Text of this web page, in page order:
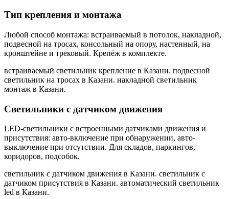
Тип крепления и монтажа
Любой способ монтажа: встраиваемый в потолок, накладной,
подвесной на тросах, консольный на опору, настенный, на
кронштейне и трековый. Крепёж в комплекте.
встраиваемый светильник крепление в Казани. подвесной
светильник на тросах в Казани. накладной светильник
монтаж в Казани.
Светильники с датчиком движения
LED-светильники с встроенными датчиками движения и
присутствия: авто-включение при обнаружении, авто-
выключение при отсутствии. Для складов, паркингов,
коридоров, подсобок.
светильник с датчиком движения в Казани. светильник с
датчиком присутствия в Казани. автоматический светильник
led в Казани.